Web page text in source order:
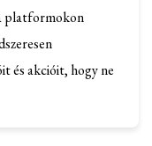
platformokon
és akcióit, hogy ne